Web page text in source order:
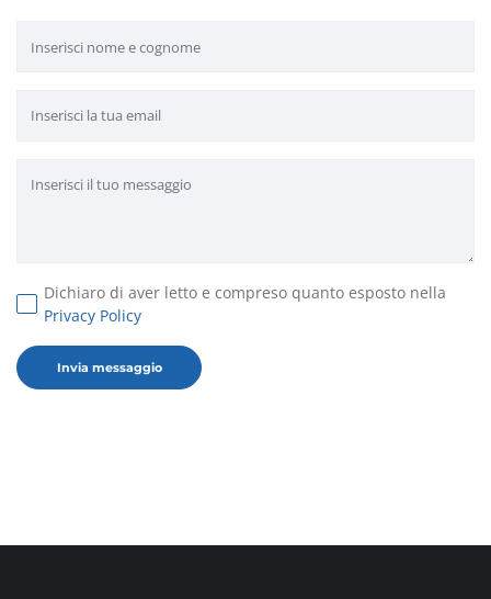
Dichiaro di aver letto e compreso quanto esposto nella
Privacy Policy